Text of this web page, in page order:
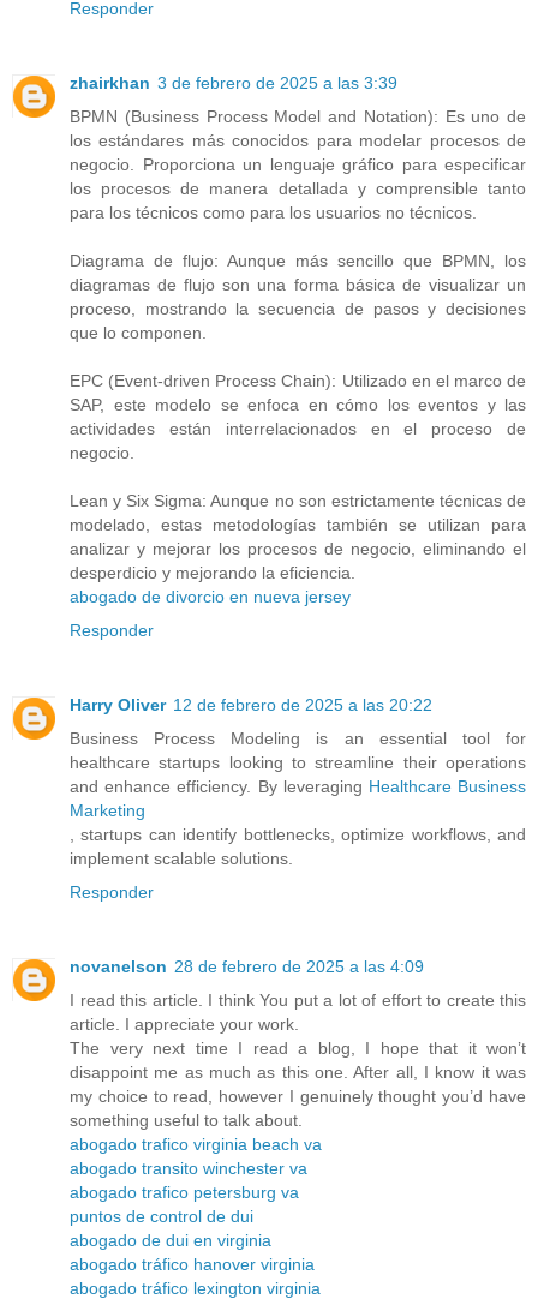
Responder
zhairkhan 3 de febrero de 2025 a las 3:39
BPMN (Business Process Model and Notation): Es uno de
los estándares más conocidos para modelar procesos de
negocio. Proporciona un lenguaje gráfico para especificar
los procesos de manera detallada y comprensible tanto
para los técnicos como para los usuarios no técnicos.
Diagrama de flujo: Aunque más sencillo que BPMN, los
diagramas de flujo son una forma básica de visualizar un
proceso, mostrando la secuencia de pasos y decisiones
que lo componen.
EPC (Event-driven Process Chain): Utilizado en el marco de
SAP, este modelo se enfoca en cómo los eventos y las
actividades están interrelacionados en el proceso de
negocio.
Lean y Six Sigma: Aunque no son estrictamente técnicas de
modelado, estas metodologías también se utilizan para
analizar y mejorar los procesos de negocio, eliminando el
desperdicio y mejorando la eficiencia.
abogado de divorcio en nueva jersey
Responder
Harry Oliver 12 de febrero de 2025 a las 20:22
Business Process Modeling is an essential tool for
healthcare startups looking to streamline their operations
and enhance efficiency. By leveraging Healthcare Business
Marketing
, startups can identify bottlenecks, optimize workflows, and
implement scalable solutions.
Responder
novanelson 28 de febrero de 2025 a las 4:09
I read this article. I think You put a lot of effort to create this
article. I appreciate your work.
The very next time I read a blog, I hope that it won’t
disappoint me as much as this one. After all, I know it was
my choice to read, however I genuinely thought you’d have
something useful to talk about.
abogado trafico virginia beach va
abogado transito winchester va
abogado trafico petersburg va
puntos de control de dui
abogado de dui en virginia
abogado tráfico hanover virginia
abogado tráfico lexington virginia